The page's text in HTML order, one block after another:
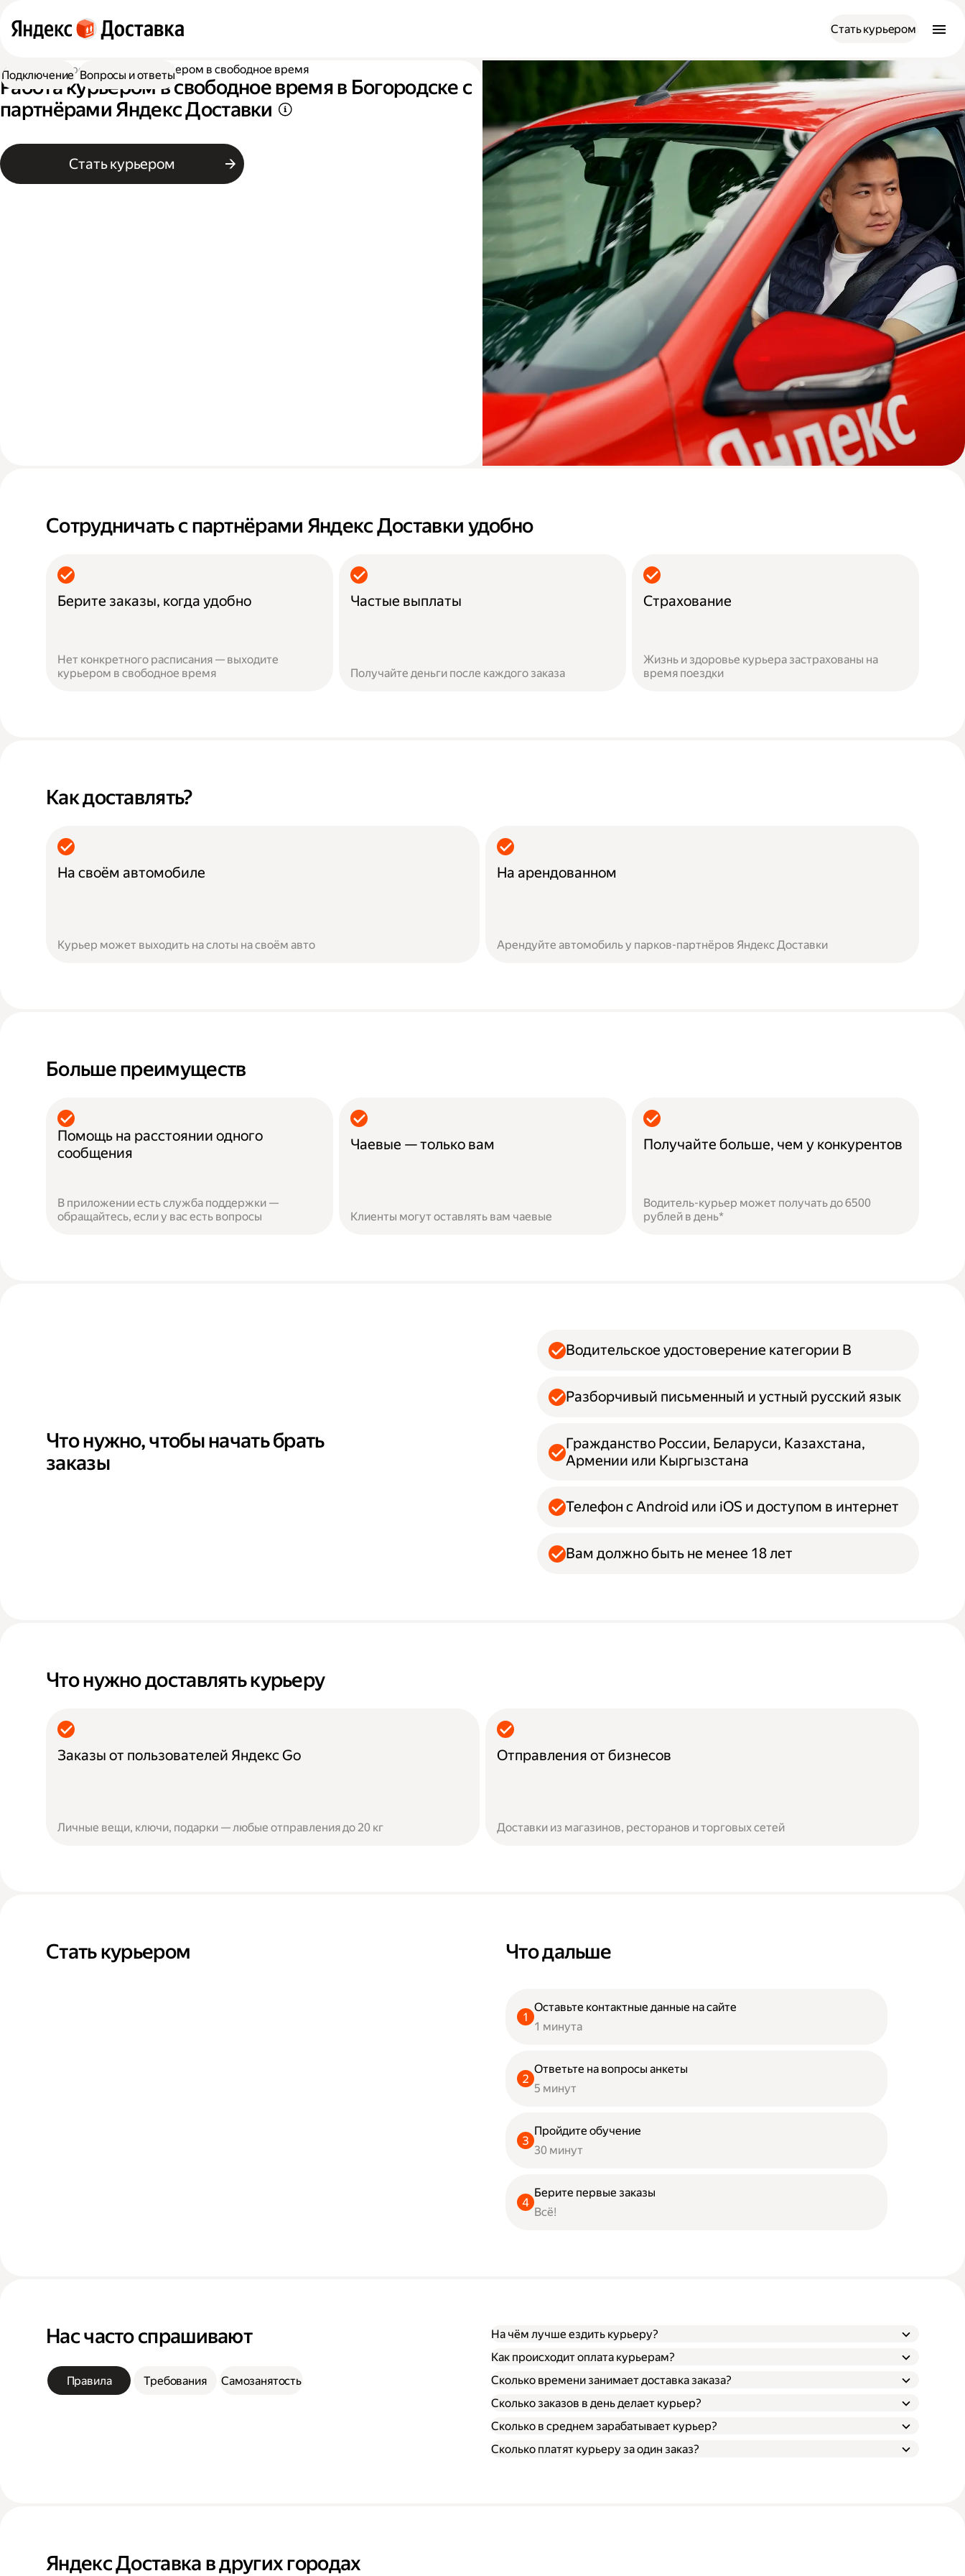
Стать курьером
Работа курьером Работа курьером в свободное время
Работа курьером в свободное время в Богородске с
партнёрами Яндекс Доставки
Стать курьером
Подключение Вопросы и ответы
Сотрудничать с партнёрами Яндекс Доставки удобно
Берите заказы, когда удобно
Нет конкретного расписания — выходите
курьером в свободное время
Частые выплаты
Получайте деньги после каждого заказа
Страхование
Жизнь и здоровье курьера застрахованы на
время поездки
Как доставлять?
На своём автомобиле
Курьер может выходить на слоты на своём авто
На арендованном
Арендуйте автомобиль у парков-партнёров Яндекс Доставки
Больше преимуществ
Помощь на расстоянии одного
сообщения
В приложении есть служба поддержки —
обращайтесь, если у вас есть вопросы
Чаевые — только вам
Клиенты могут оставлять вам чаевые
Получайте больше, чем у конкурентов
Водитель-курьер может получать до 6500
рублей в день*
Что нужно, чтобы начать брать
заказы
Водительское удостоверение категории B
Разборчивый письменный и устный русский язык
Гражданство России, Беларуси, Казахстана,
Армении или Кыргызстана
Телефон с Android или iOS и доступом в интернет
Вам должно быть не менее 18 лет
Что нужно доставлять курьеру
Заказы от пользователей Яндекс Go
Личные вещи, ключи, подарки — любые отправления до 20 кг
Отправления от бизнесов
Доставки из магазинов, ресторанов и торговых сетей
Стать курьером Что дальше
Оставьте контактные данные на сайте
1 минута
Ответьте на вопросы анкеты
5 минут
Пройдите обучение
30 минут
Берите первые заказы
Всё!
Нас часто спрашивают
Правила Требования Самозанятость
На чём лучше ездить курьеру?
Как происходит оплата курьерам?
Сколько времени занимает доставка заказа?
Сколько заказов в день делает курьер?
Сколько в среднем зарабатывает курьер?
Сколько платят курьеру за один заказ?
Яндекс Доставка в других городах